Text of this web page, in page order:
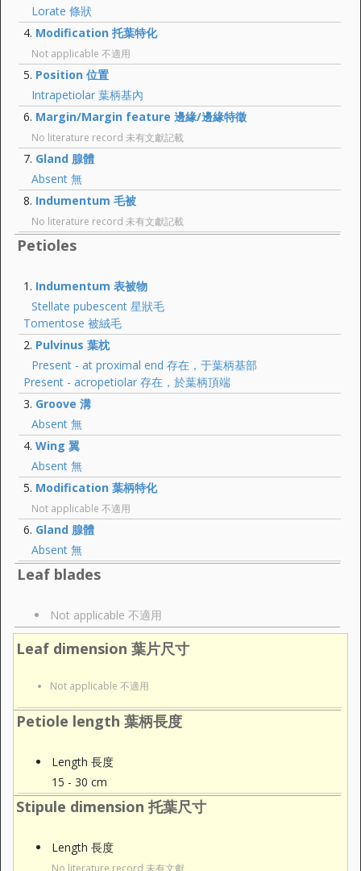
Lorate 條狀
Modification 托葉特化
Not applicable 不適用
Position 位置
Intrapetiolar 葉柄基內
Margin/Margin feature 邊緣/邊緣特徵
No literature record 未有文獻記載
Gland 腺體
Absent 無
Indumentum 毛被
No literature record 未有文獻記載
Petioles
Indumentum 表被物
Stellate pubescent 星狀毛
Tomentose 被絨毛
Pulvinus 葉枕
Present - at proximal end 存在，于葉柄基部
Present - acropetiolar 存在，於葉柄頂端
Groove 溝
Absent 無
Wing 翼
Absent 無
Modification 葉柄特化
Not applicable 不適用
Gland 腺體
Absent 無
Leaf blades
Not applicable 不適用
Leaf dimension 葉片尺寸
Not applicable 不適用
Petiole length 葉柄長度
Length 長度
15 - 30 cm
Stipule dimension 托葉尺寸
Length 長度